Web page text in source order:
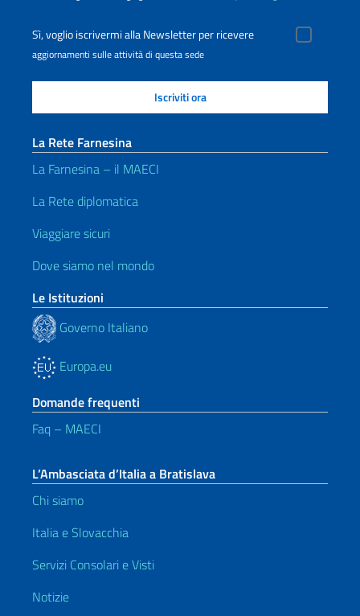
Sì, voglio iscrivermi alla Newsletter per ricevere
aggiornamenti sulle attività di questa sede
La Rete Farnesina
La Farnesina – il MAECI
La Rete diplomatica
Viaggiare sicuri
Dove siamo nel mondo
Le Istituzioni
Governo Italiano
Europa.eu
Domande frequenti
Faq – MAECI
L’Ambasciata d’Italia a Bratislava
Chi siamo
Italia e Slovacchia
Servizi Consolari e Visti
Notizie